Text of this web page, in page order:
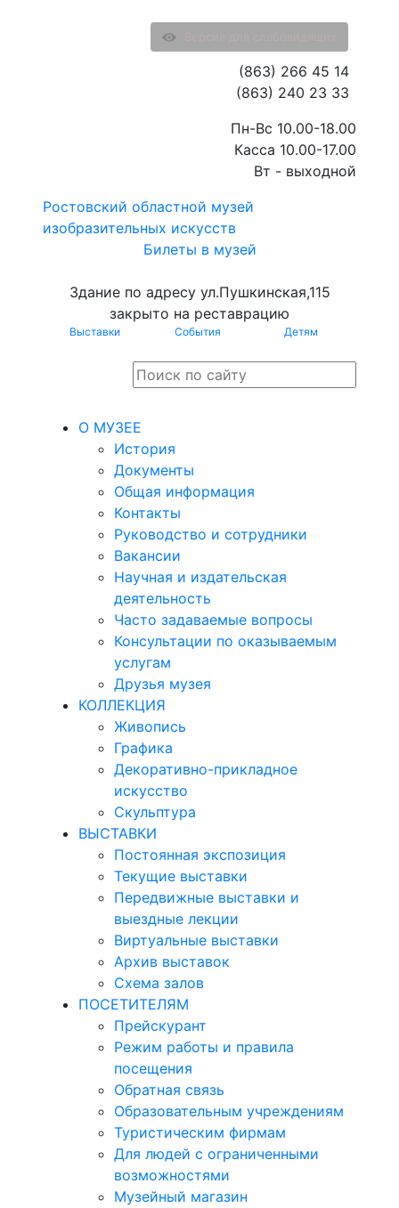
Ростовский областной музей
изобразительных искусств
Билеты в музей
Здание по адресу ул.Пушкинская,115
закрыто на реставрацию
Выставки События Детям
(863) 266 45 14
(863) 240 23 33
Пн-Вс 10.00-18.00
Касса 10.00-17.00
Вт - выходной
О МУЗЕЕ
История
Документы
Общая информация
Контакты
Руководство и сотрудники
Вакансии
Научная и издательская
деятельность
Часто задаваемые вопросы
Консультации по оказываемым
услугам
Друзья музея
КОЛЛЕКЦИЯ
Живопись
Графика
Декоративно-прикладное
искусство
Скульптура
ВЫСТАВКИ
Постоянная экспозиция
Текущие выставки
Передвижные выставки и
выездные лекции
Виртуальные выставки
Архив выставок
Схема залов
ПОСЕТИТЕЛЯМ
Прейскурант
Режим работы и правила
посещения
Обратная связь
Образовательным учреждениям
Туристическим фирмам
Для людей с ограниченными
возможностями
Музейный магазин